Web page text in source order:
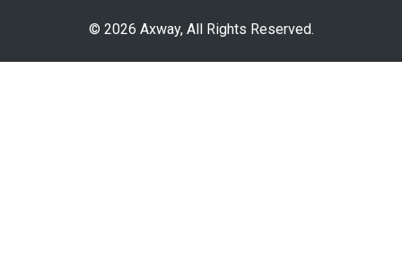
© 2026 Axway, All Rights Reserved.